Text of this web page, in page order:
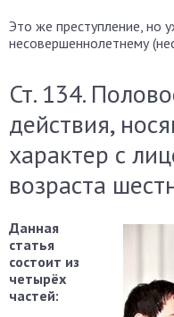
Это же преступление, но
несовершеннолетнему
Ст. 134.
действия,
характер с
возраста
Данная
статья
состоит из
четырёх
частей: